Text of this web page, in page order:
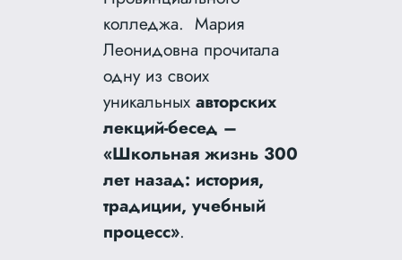
колледжа. Мария
Леонидовна прочитала
одну из своих
уникальныхавторских
лекций-бесед –
«Школьная жизнь 300
лет назад: история,
традиции, учебный
процесс».